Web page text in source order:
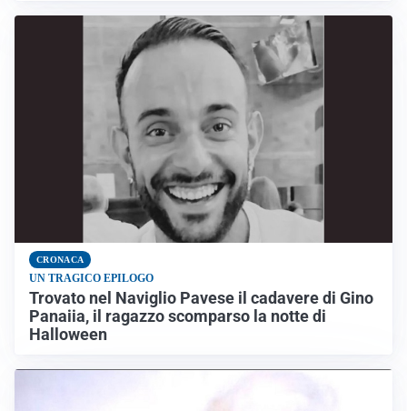
CRONACA
UN TRAGICO EPILOGO
Trovato nel Naviglio Pavese il cadavere di Gino
Panaiia, il ragazzo scomparso la notte di
Halloween